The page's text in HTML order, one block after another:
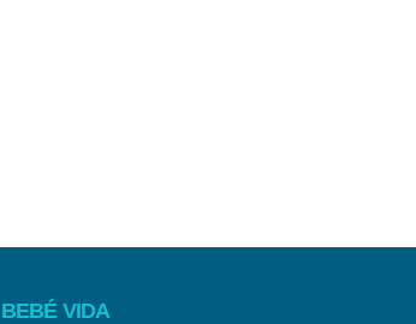
BEBÉ VIDA